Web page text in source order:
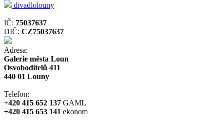
divadlolouny
IČ: 75037637
DIČ: CZ75037637
Adresa:
Galerie města Loun
Osvoboditelů 411
440 01 Louny
Telefon:
+420 415 652 137 GAML
+420 415 653 141 ekonom